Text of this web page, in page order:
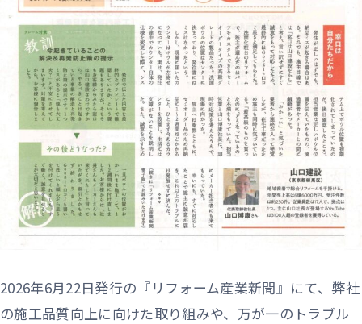
2026年6月22日発行の『リフォーム産業新聞』にて、弊社
の施工品質向上に向けた取り組みや、万が一のトラブル